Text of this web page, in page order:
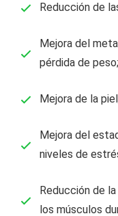
Reducción de
Mejora del
pérdida de peso;
Mejora de la
Mejora del
niveles de
Reducción de
los músculos